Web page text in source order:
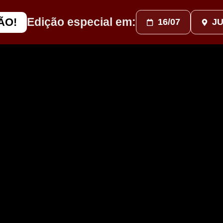
Edição especial em: 16/07